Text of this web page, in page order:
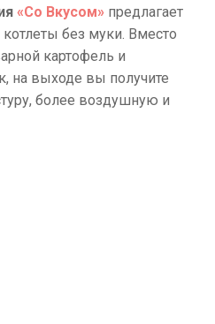
«Со Вкусом» предлагает
без муки. Вместо
картофель и
на выходе вы получите
более воздушную и